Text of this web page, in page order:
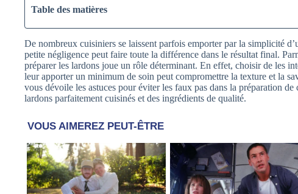
Table des matières
De nombreux cuisiniers se laissent parfois emporter par la simplicité
petite négligence peut faire toute la différence dans le résultat final.
préparer les lardons joue un rôle déterminant. En effet, choisir de les
leur apporter un minimum de soin peut compromettre la texture et la
vous dévoile les astuces pour éviter les faux pas dans la préparation de
lardons parfaitement cuisinés et des ingrédients de qualité.